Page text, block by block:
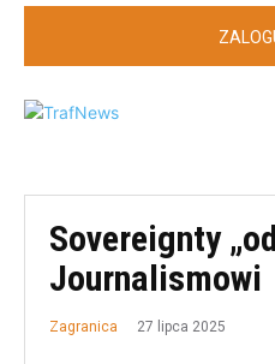
Sovereignty
Journalismowi
Zagranica 27 lipca 2025